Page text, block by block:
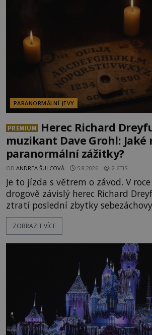
PARANORMÁLNÍ JEVY
PREMIUM
Herec Richard
muzikant Dave Grohl: Jaké
paranormální zážitky?
OD ANDREA ŠULCOVÁ 5.8.2026 2.6TIS
Je to jízda s větrem o závod. V
drogově závislý herec Richard
ztratí poslední zbytky
po silnicích ve svém mercedesu
řetězu. Vše vyvrcholí katastrofou,
následně nalezne schovaný
momentem se slavnému
ZOBRAZIT VÍCE